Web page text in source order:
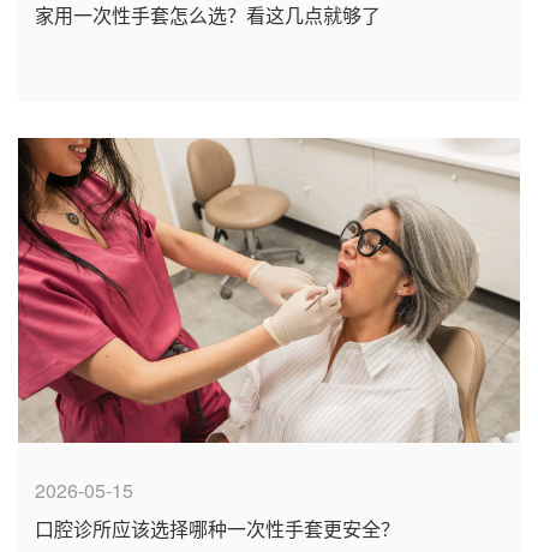
家用一次性手套怎么选？看这几点就够了
2026-05-15
口腔诊所应该选择哪种一次性手套更安全？